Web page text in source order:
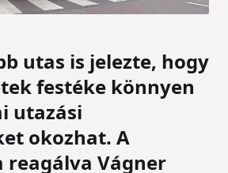
utas is jelezte, hogy
festéke könnyen
utazási
okozhat. A
reagálva Vágner